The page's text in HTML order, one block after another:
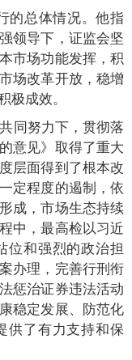
的总体情况。他指
领导下，证监会坚
市场功能发挥，积
场改革开放，稳增
成效。
同努力下，贯彻落
意见》取得了重大
层面得到了根本改
定程度的遏制，依
成，市场生态持续
中，最高检以习近
位和强烈的政治担
办理，完善行刑衔
惩治证券违法活动
稳定发展、防范化
供了有力支持和保